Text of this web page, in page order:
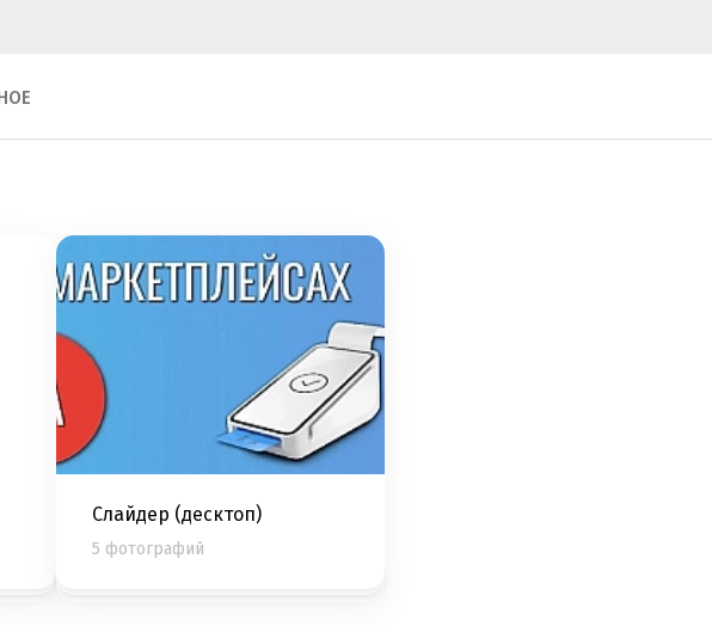
Слайдер (десктоп)
5 фотографий